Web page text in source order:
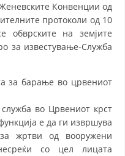
ТЕЛА
Конвенции од
протоколи од 10
обврските на земјите
за известување-Служба
за барање во црвениот
во Црвениот крст
е да ги извршува
жртви од вооружени
со цел лицата